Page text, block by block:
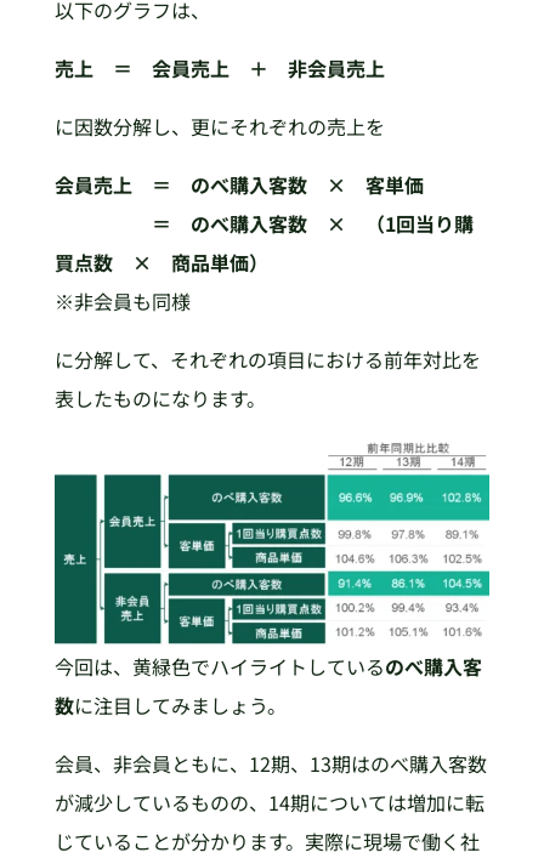
以下のグラフは、
売上 ＝ 会員売上 ＋ 非会員売上
に因数分解し、更にそれぞれの売上を
会員売上 ＝ のべ購入客数 × 客単価
＝ のべ購入客数 × （1回当り購
買点数 × 商品単価）
※非会員も同様
に分解して、それぞれの項目における前年対比を
表したものになります。
今回は、黄緑色でハイライトしているのべ購入客
数に注目してみましょう。
会員、非会員ともに、12期、13期はのべ購入客数
が減少しているものの、14期については増加に転
じていることが分かります。実際に現場で働く社